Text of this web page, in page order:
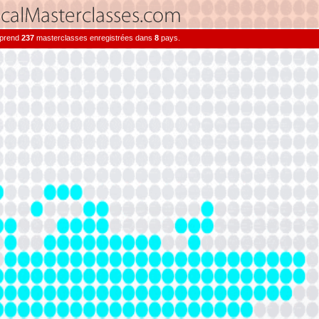
237masterclasses enregistrées dans 8pays.